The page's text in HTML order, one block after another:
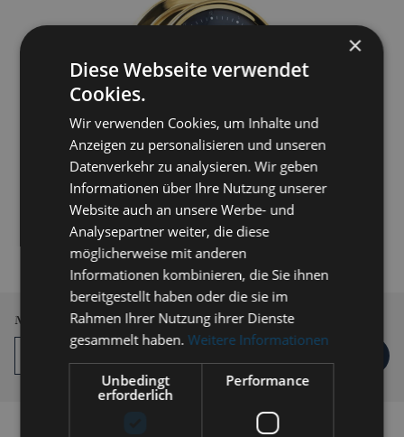
179,00 € *
zzgl. Versandkosten
Lieferzeit 3-5 Werktage
Menge
Auf die Vergleichsliste setzen
×
Diese Webseite verwendet
Cookies.
Wir verwenden Cookies, um Inhalte und
Anzeigen zu personalisieren und unseren
Datenverkehr zu analysieren. Wir geben
Informationen über Ihre Nutzung unserer
Website auch an unsere Werbe- und
Analysepartner weiter, die diese
möglicherweise mit anderen
Informationen kombinieren, die Sie ihnen
bereitgestellt haben oder die sie im
Rahmen Ihrer Nutzung ihrer Dienste
gesammelt haben.Weitere Informationen
Unbedingt
erforderlich
Performance